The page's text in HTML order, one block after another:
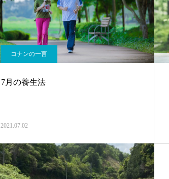
コナンの一言
7月の養生法
2021.07.02